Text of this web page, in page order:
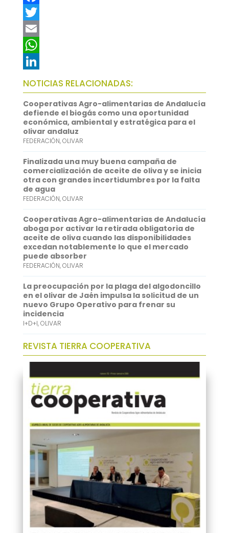
F
a
c
e
b
o
o
k
T
w
t
t
e
r
E
m
a
i
l
W
h
a
t
s
A
p
p
L
i
n
k
e
d
I
n
NOTICIAS RELACIONADAS:
Cooperativas Agro-alimentarias de Andalucía
defiende el biogás como una oportunidad
económica, ambiental y estratégica para el
olivar andaluz
FEDERACIÓN,OLIVAR
Finalizada una muy buena campaña de
comercialización de aceite de oliva y se inicia
otra con grandes incertidumbres por la falta
de agua
FEDERACIÓN,OLIVAR
Cooperativas Agro-alimentarias de Andalucía
aboga por activar la retirada obligatoria de
aceite de oliva cuando las disponibilidades
excedan notablemente lo que el mercado
puede absorber
FEDERACIÓN,OLIVAR
La preocupación por la plaga del algodoncillo
en el olivar de Jaén impulsa la solicitud de un
nuevo Grupo Operativo para frenar su
incidencia
I+D+I,OLIVAR
REVISTA TIERRA COOPERATIVA